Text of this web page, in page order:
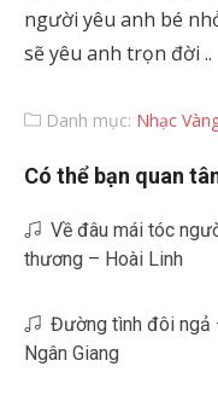
người yêu anh bé
sẽ yêu anh trọn đời ..
Danh mục: Nhạc
Có thể bạn quan
Về đâu mái tóc
thương – Hoài Linh
Đường tình đôi ngả
Ngân Giang